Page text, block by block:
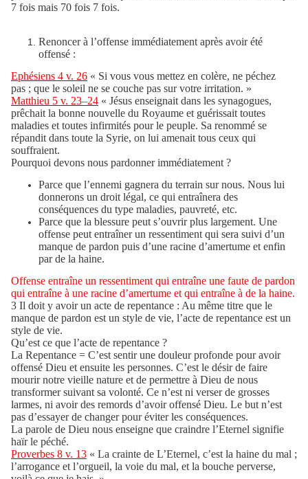
7 fois mais 70 fois 7 fois.
Renoncer à l’offense immédiatement après avoir été
offensé :
Ephésiens 4 v. 26 « Si vous vous mettez en colère, ne péchez
pas ; que le soleil ne se couche pas sur votre irritation. »
Matthieu 5 v. 23–24 « Jésus enseignait dans les synagogues,
prêchait la bonne nouvelle du Royaume et guérissait toutes
maladies et toutes infirmités pour le peuple. Sa renommé se
répandit dans toute la Syrie, on lui amenait tous ceux qui
souffraient.
Pourquoi devons nous pardonner immédiatement ?
Parce que l’ennemi gagnera du terrain sur nous. Nous lui
donnerons un droit légal, ce qui entraînera des
conséquences du type maladies, pauvreté, etc.
Parce que la blessure peut s’ouvrir plus largement. Une
offense peut entraîner un ressentiment qui sera suivi d’un
manque de pardon puis d’une racine d’amertume et enfin
par de la haine.
Offense entraîne un ressentiment qui entraîne une faute de pardon
qui entraîne à une racine d’amertume et qui entraîne à de la haine.
3 Il doit y avoir un acte de repentance : Au même titre que le
manque de pardon est un style de vie, l’acte de repentance est un
style de vie.
Qu’est ce que l’acte de repentance ?
La Repentance = C’est sentir une douleur profonde pour avoir
offensé Dieu et ensuite les personnes. C’est le désir de faire
mourir notre vieille nature et de permettre à Dieu de nous
transformer suivant sa volonté. Ce n’est ni verser de grosses
larmes, ni avoir des remords d’avoir offensé Dieu. Le but n’est
pas d’essayer de changer pour éviter les conséquences.
La parole de Dieu nous enseigne que craindre l’Eternel signifie
haïr le péché.
Proverbes 8 v. 13 « La crainte de L’Eternel, c’est la haine du mal ;
l’arrogance et l’orgueil, la voie du mal, et la bouche perverse,